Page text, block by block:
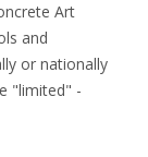
Art
and
or nationally
"limited" -